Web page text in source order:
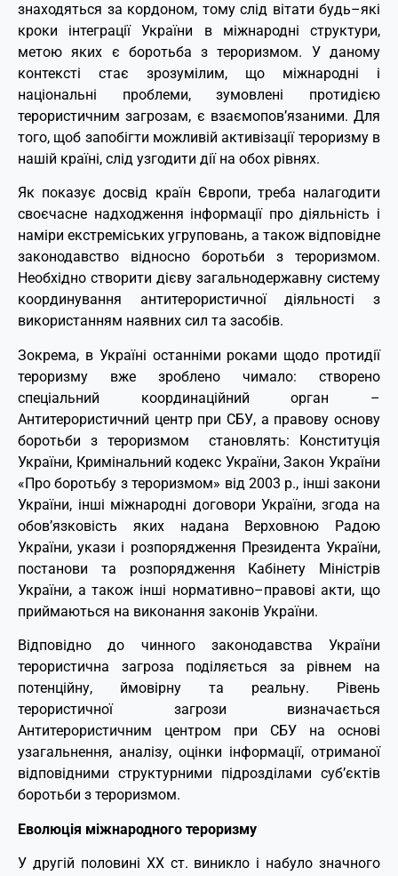
знаходяться за кордоном, тому слід вітати будь–які
кроки інтеграції України в міжнародні структури,
метою яких є боротьба з тероризмом. У даному
контексті стає зрозумілим, що міжнародні і
національні проблеми, зумовлені протидією
терористичним загрозам, є взаємопов’язаними. Для
того, щоб запобігти можливій активізації тероризму в
нашій країні, слід узгодити дії на обох рівнях.
Як показує досвід країн Європи, треба налагодити
своєчасне надходження інформації про діяльність і
наміри екстреміських угруповань, а також відповідне
законодавство відносно боротьби з тероризмом.
Необхідно створити дієву загальнодержавну систему
координування антитерористичної діяльності з
використанням наявних сил та засобів.
Зокрема, в Україні останніми роками щодо протидії
тероризму вже зроблено чимало: створено
спеціальний координаційний орган –
Антитерористичний центр при СБУ, а правову основу
боротьби з тероризмом становлять: Конституція
України, Кримінальний кодекс України, Закон України
«Про боротьбу з тероризмом» від 2003 р., інші закони
України, інші міжнародні договори України, згода на
обов’язковість яких надана Верховною Радою
України, укази і розпорядження Президента України,
постанови та розпорядження Кабінету Міністрів
України, а також інші нормативно–правові акти, що
приймаються на виконання законів України.
Відповідно до чинного законодавства України
терористична загроза поділяється за рівнем на
потенційну, ймовірну та реальну. Рівень
терористичної загрози визначається
Антитерористичним центром при СБУ на основі
узагальнення, аналізу, оцінки інформації, отриманої
відповідними структурними підрозділами суб’єктів
боротьби з тероризмом.
Еволюція міжнародного тероризму
У другій половині ХХ ст. виникло і набуло значного